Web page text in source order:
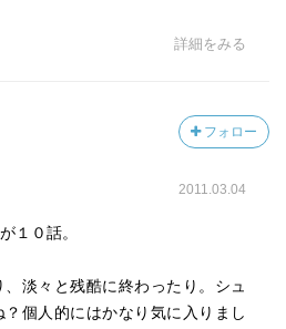
詳細をみる
フォロー
2011.03.04
１０話。
淡々と残酷に終わったり。シュ
個人的にはかなり気に入りまし